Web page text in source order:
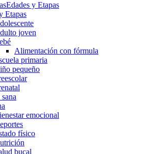
Edades y Etapas
Etapas
joven
Alimentación con fórmula
primaria
pequeño
emocional
físico
bucal